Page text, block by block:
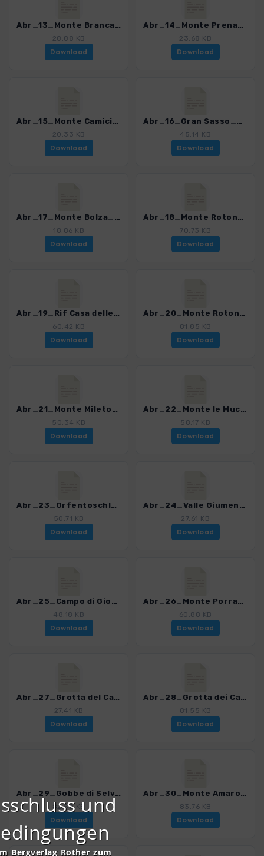
Abr_13_Monte Brancastello_4013_2.gpx
28.88 KB
Download
Abr_14_Monte Prena_4013_2.gpx
23.68 KB
Download
Abr_15_Monte Camicia_4013_2.gpx
20.33 KB
Download
Abr_16_Gran Sasso_4013_2.gpx
45.14 KB
Download
Abr_17_Monte Bolza_4013_2.gpx
18.86 KB
Download
Abr_18_Monte Rotondo_4013_2.gpx
70.73 KB
Download
Abr_19_Rif Casa delle Vacche_4013_2.gpx
60.42 KB
Download
Abr_20_Monte Rotondo_4013_2.gpx
81.85 KB
Download
Abr_21_Monte Mileto_4013_2.gpx
50.34 KB
Download
Abr_22_Monte le Mucchia_4013_2.gpx
58.17 KB
Download
Abr_23_Orfentoschlucht_4013_2.gpx
50.71 KB
Download
Abr_24_Valle Giumentina_4013_2.gpx
27.61 KB
Download
Abr_25_Campo di Giove - Pacentro_4013_2.gpx
48.18 KB
Download
Abr_26_Monte Porrara_4013_2.gpx
60.88 KB
Download
Abr_27_Grotta del Cavallone_4013_2.gpx
27.41 KB
Download
Abr_28_Grotta dei Callarelli_4013_2.gpx
81.55 KB
Download
Abr_29_Gobbe di Selvaromana_4013_2.gpx
82.58 KB
Download
Abr_30_Monte Amaro_4013_2.gpx
83.76 KB
Download
und
Bergverlag Rother zum